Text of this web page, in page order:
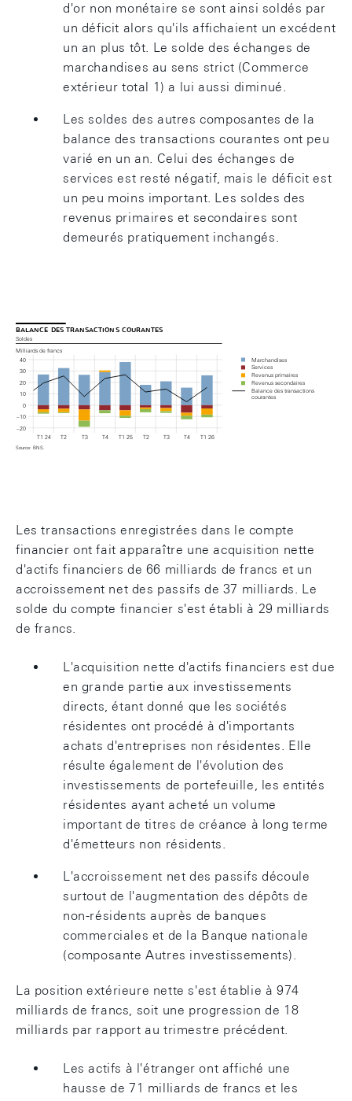
d'or non monétaire se sont ainsi soldés par
un déficit alors qu'ils affichaient un excédent
un an plus tôt. Le solde des échanges de
marchandises au sens strict (Commerce
extérieur total 1) a lui aussi diminué.
Les soldes des autres composantes de la
balance des transactions courantes ont peu
varié en un an. Celui des échanges de
services est resté négatif, mais le déficit est
un peu moins important. Les soldes des
revenus primaires et secondaires sont
demeurés pratiquement inchangés.
balance des transactions courantes
Soldes
Milliards de francs
T1 24 T2 T3 T4 T1 25 T2 T3 T4 T1 26
– 20
– 10
0
10
20
30
40
Marchandises
Services
Revenus primaires
Revenus secondaires
Balance des transactions
courantes
Source: BNS.
Les transactions enregistrées dans le compte
financier ont fait apparaître une acquisition nette
d'actifs financiers de 66 milliards de francs et un
accroissement net des passifs de 37 milliards. Le
solde du compte financier s'est établi à 29 milliards
de francs.
L'acquisition nette d'actifs financiers est due
en grande partie aux investissements
directs, étant donné que les sociétés
résidentes ont procédé à d'importants
achats d'entreprises non résidentes. Elle
résulte également de l'évolution des
investissements de portefeuille, les entités
résidentes ayant acheté un volume
important de titres de créance à long terme
d'émetteurs non résidents.
L'accroissement net des passifs découle
surtout de l'augmentation des dépôts de
non-résidents auprès de banques
commerciales et de la Banque nationale
(composante Autres investissements).
La position extérieure nette s'est établie à 974
milliards de francs, soit une progression de 18
milliards par rapport au trimestre précédent.
Les actifs à l'étranger ont affiché une
hausse de 71 milliards de francs et les